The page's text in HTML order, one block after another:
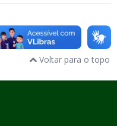
Voltar para o topo